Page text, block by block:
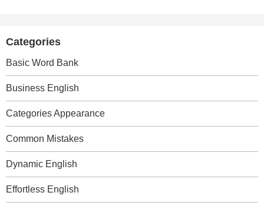
Categories
Basic Word Bank
Business English
Categories Appearance
Common Mistakes
Dynamic English
Effortless English